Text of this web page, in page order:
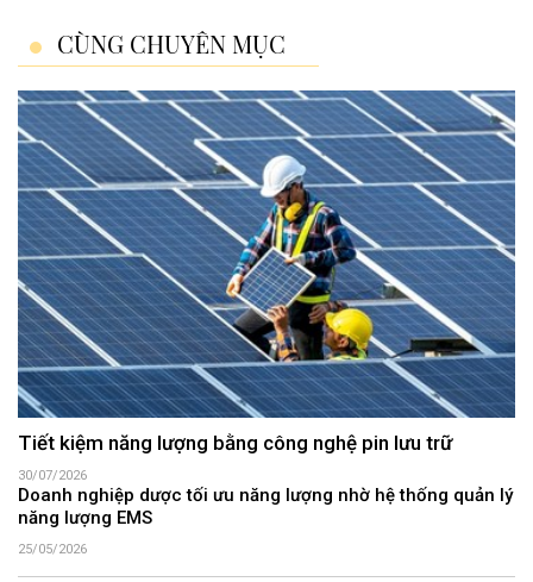
CÙNG CHUYÊN MỤC
Tiết kiệm năng lượng bằng công nghệ pin lưu trữ
30/07/2026
Doanh nghiệp dược tối ưu năng lượng nhờ hệ thống quản lý
năng lượng EMS
25/05/2026